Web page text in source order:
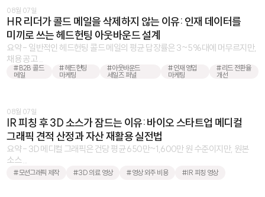
08월 07일
HR 리더가 콜드 메일을 삭제하지 않는 이유: 인재 데이터를
미끼로 쓰는 헤드헌팅 아웃바운드 설계
요약 - 일반적인 헤드헌팅 콜드 메일의 평균 답장률은 3~5%대에 머무르지만,
채용 공고 ...
#B2B 콜드
메일
#헤드헌팅
마케팅
#아웃바운드
세일즈 퍼널
#인재 영입
마케팅
#리드 전환율
개선
08월 07일
IR 피칭 후 3D 소스가 잠드는 이유: 바이오 스타트업 메디컬
그래픽 견적 산정과 자산 재활용 실전법
요약 - 3D 메디컬 그래픽은 건당 평균 650만~1,600만 원 수준이지만, 원본
소스 ...
#모션그래픽 제작 #3D 의료 영상 #영상 외주 비용 #IR 피칭 영상